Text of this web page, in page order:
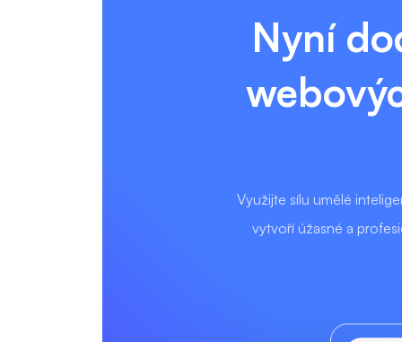
Nyní
Využijte sílu umělé
vytvoří úžasné a